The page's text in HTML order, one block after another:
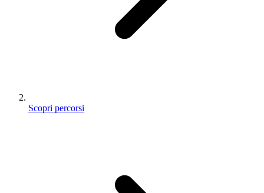
Scopri percorsi